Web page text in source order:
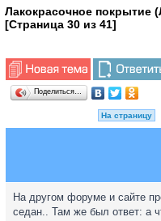
Лакокрасочное покрытие
[Страница 30 из 41]
Поделиться…
На страницу
На другом форуме и сайте
седан.. Там же был ответ: а